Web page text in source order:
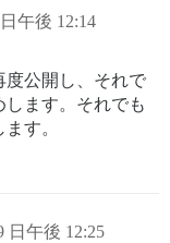
午後 12:14
度公開し、それで
ます。それでも
す。
日午後 12:25